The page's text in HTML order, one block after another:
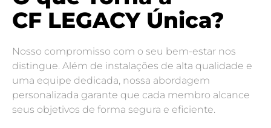
CF LEGACY Única?
Nosso compromisso com o seu bem-estar nos
distingue. Além de instalações de alta qualidade e
uma equipe dedicada, nossa abordagem
personalizada garante que cada membro alcance
seus objetivos de forma segura e eficiente.